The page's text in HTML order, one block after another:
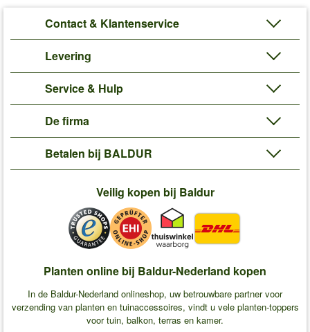
Contact & Klantenservice
Levering
Service & Hulp
De firma
Betalen bij BALDUR
Veilig kopen bij Baldur
Planten online bij Baldur-Nederland kopen
In de Baldur-Nederland onlineshop, uw betrouwbare partner voor
verzending van planten en tuinaccessoires, vindt u vele planten-toppers
voor tuin, balkon, terras en kamer.